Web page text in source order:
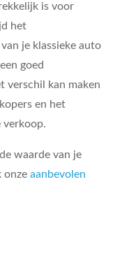
is voor
het
je klassieke auto
goed
verschil kan maken
en het
verkoop.
waarde van je
onze aanbevolen